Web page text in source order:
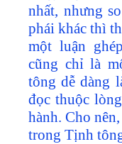
nhất, nhưng
phái khác thì
một luận
cũng chỉ là
tông dễ dàng
đọc thuộc
hành. Cho
trong Tịnh